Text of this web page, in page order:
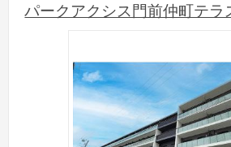
パークアクシス門前仲町テラ